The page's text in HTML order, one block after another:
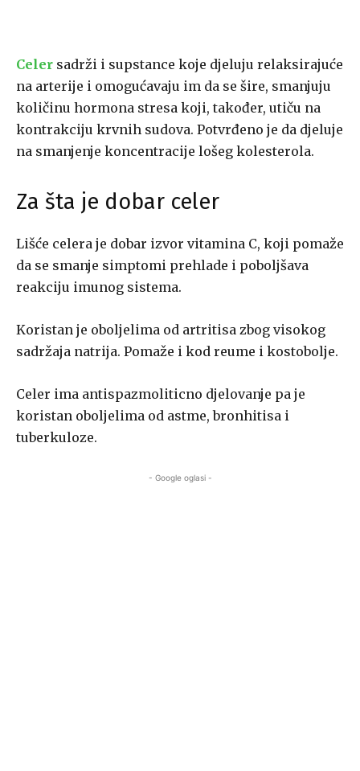
Celer sadrži i supstance koje djeluju relaksirajuće
na arterije i omogućavaju im da se šire, smanjuju
količinu hormona stresa koji, također, utiču na
kontrakciju krvnih sudova. Potvrđeno je da djeluje
na smanjenje koncentracije lošeg kolesterola.
Za šta je dobar celer
Lišće celera je dobar izvor vitamina C, koji pomaže
da se smanje simptomi prehlade i poboljšava
reakciju imunog sistema.
Koristan je oboljelima od artritisa zbog visokog
sadržaja natrija. Pomaže i kod reume i kostobolje.
Celer ima antispazmoliticno djelovanje pa je
koristan oboljelima od astme, bronhitisa i
tuberkuloze.
- Google oglasi -